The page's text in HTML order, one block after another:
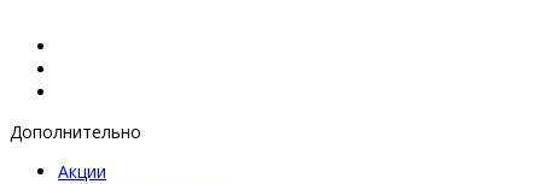
Дополнительно
Акции